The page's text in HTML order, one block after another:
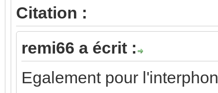
Citation :
remi66 a écrit :
Egalement pour